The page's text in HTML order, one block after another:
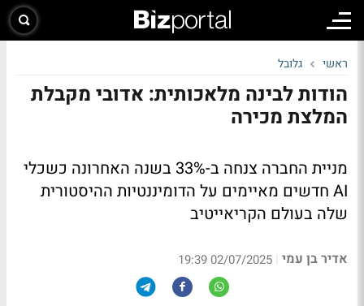
ראשי גלובל
הודות לבינה מלאכותית: אדובי מקבלת
המלצת מכירה
מניית החברה צנחה ב-33% בשנה האחרונה כשכלי
AI חדשים מאיימים על הדומיננטיות ההיסטורית
שלה בעולם הקריאייטיב
אדיר בן עמי |
02/07/2025 19:39